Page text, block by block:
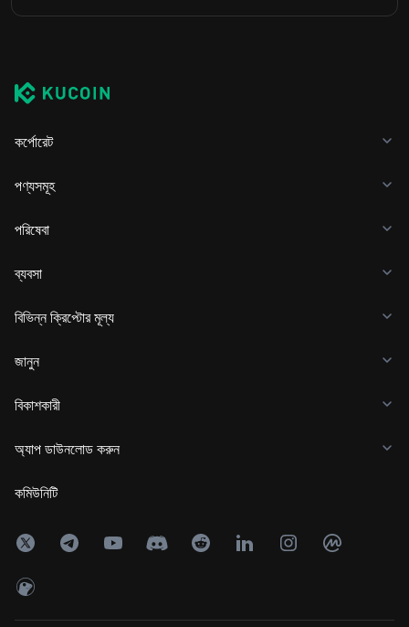
কর্পোরেট
পণ্যসমূহ
পরিষেবা
ব্যবসা
বিভিন্ন ক্রিপ্টোর মূল্য
জানুন
বিকাশকারী
অ্যাপ ডাউনলোড করুন
কমিউনিটি